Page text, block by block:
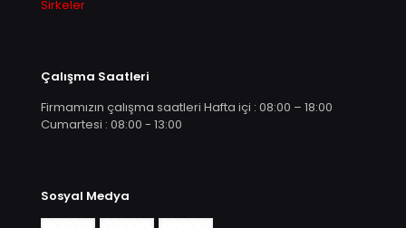
Sirkeler
Çalışma Saatleri
Firmamızın çalışma saatleri Hafta içi : 08:00 – 18:00
Cumartesi : 08:00 - 13:00
Sosyal Medya